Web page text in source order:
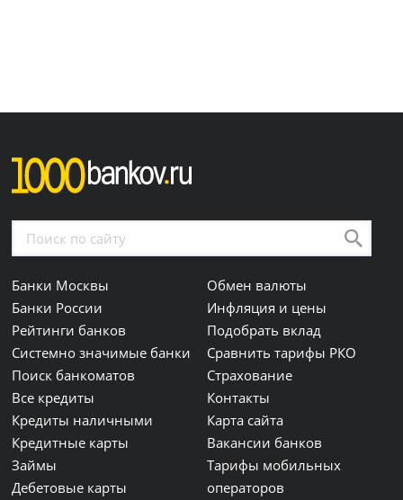
Банки Москвы
Банки России
Рейтинги банков
Системно значимые банки
Поиск банкоматов
Все кредиты
Кредиты наличными
Кредитные карты
Займы
Дебетовые карты
Обмен валюты
Инфляция и цены
Подобрать вклад
Сравнить тарифы РКО
Страхование
Контакты
Карта сайта
Вакансии банков
Тарифы мобильных
операторов